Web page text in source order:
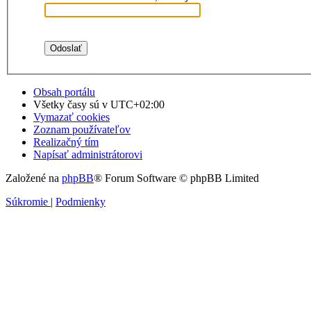
Obsah portálu
Všetky časy sú v UTC+02:00
Vymazať cookies
Zoznam používateľov
Realizačný tím
Napísať administrátorovi
Založené na phpBB® Forum Software © phpBB Limited
Súkromie | Podmienky